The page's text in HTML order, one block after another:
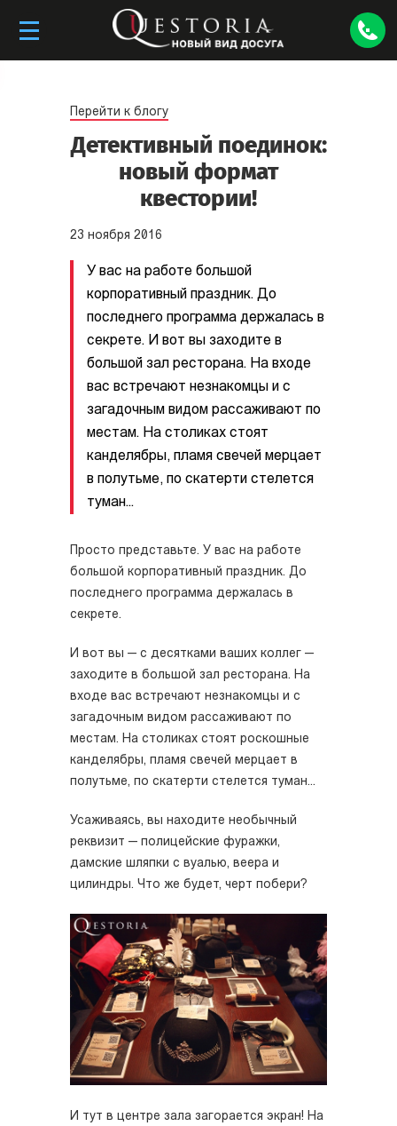
Перейти к блогу
Детективный поединок:
новый формат
квестории!
23 ноября 2016
У вас на работе большой
корпоративный праздник. До
последнего программа держалась в
секрете. И вот вы заходите в
большой зал ресторана. На входе
вас встречают незнакомцы и с
загадочным видом рассаживают по
местам. На столиках стоят
канделябры, пламя свечей мерцает
в полутьме, по скатерти стелется
туман...
Просто представьте. У вас на работе
большой корпоративный праздник. До
последнего программа держалась в
секрете.
И вот вы — с десятками ваших коллег —
заходите в большой зал ресторана. На
входе вас встречают незнакомцы и с
загадочным видом рассаживают по
местам. На столиках стоят роскошные
канделябры, пламя свечей мерцает в
полутьме, по скатерти стелется туман...
Усаживаясь, вы находите необычный
реквизит — полицейские фуражки,
дамские шляпки с вуалью, веера и
цилиндры. Что же будет, черт побери?
И тут в центре зала загорается экран! На